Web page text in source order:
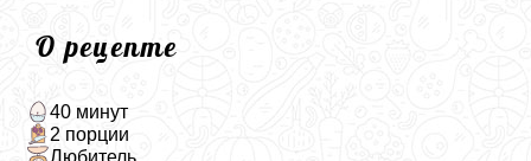
О рецепте
40 минут
2 порции
Любитель